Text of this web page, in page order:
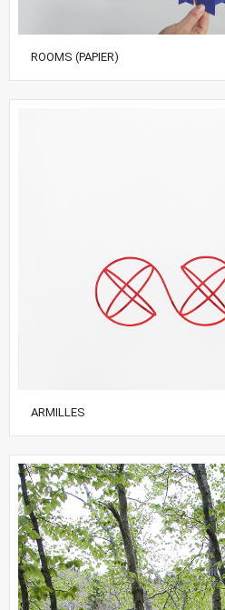
ROOMS (PAPIER)
ARMILLES